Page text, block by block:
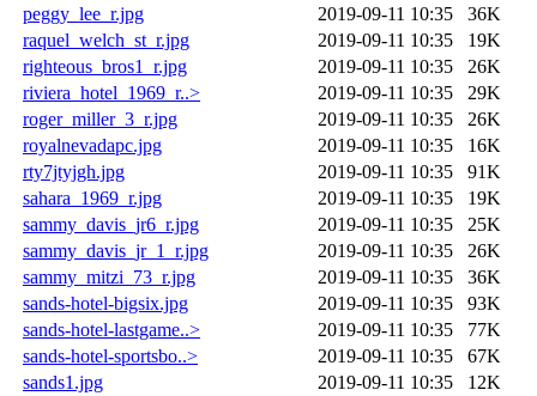
peggy_lee_r.jpg
2019-09-11 10:35
36K
raquel_welch_st_r.jpg
2019-09-11 10:35
19K
righteous_bros1_r.jpg
2019-09-11 10:35
26K
riviera_hotel_1969_r..>
2019-09-11 10:35
29K
roger_miller_3_r.jpg
2019-09-11 10:35
26K
royalnevadapc.jpg
2019-09-11 10:35
16K
rty7jtyjgh.jpg
2019-09-11 10:35
91K
sahara_1969_r.jpg
2019-09-11 10:35
19K
sammy_davis_jr6_r.jpg
2019-09-11 10:35
25K
sammy_davis_jr_1_r.jpg
2019-09-11 10:35
26K
sammy_mitzi_73_r.jpg
2019-09-11 10:35
36K
sands-hotel-bigsix.jpg
2019-09-11 10:35
93K
sands-hotel-lastgame..>
2019-09-11 10:35
77K
sands-hotel-sportsbo..>
2019-09-11 10:35
67K
sands1.jpg
2019-09-11 10:35
12K